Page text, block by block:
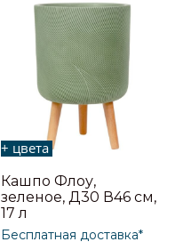
+ цвета
Кашпо Флоу,
зеленое, Д30 В46 см,
17 л
Бесплатная доставка*